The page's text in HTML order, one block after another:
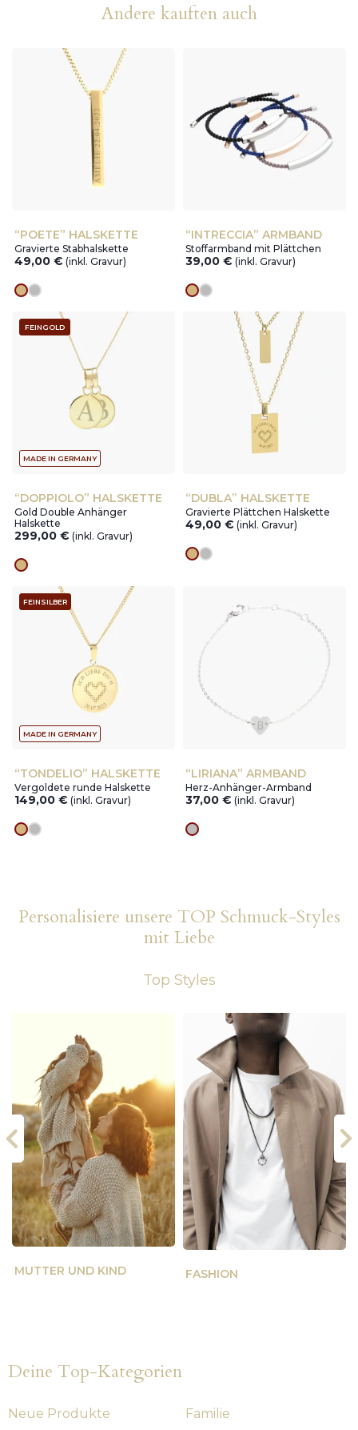
Andere kauften auch
“POETE” HALSKETTE
Gravierte Stabhalskette
49,00€ (inkl. Gravur)
Goldes
silver
“INTRECCIA” ARMBAND
Stoffarmband mit Plättchen
39,00€ (inkl. Gravur)
Goldes
silver
FEINGOLD
MADE IN GERMANY
“DOPPIOLO” HALSKETTE
Gold Double Anhänger
Halskette
299,00€ (inkl. Gravur)
Goldes
“DUBLA” HALSKETTE
Gravierte Plättchen Halskette
49,00€ (inkl. Gravur)
Goldes
silver
FEINSILBER
MADE IN GERMANY
“TONDELIO” HALSKETTE
Vergoldete runde Halskette
149,00€ (inkl. Gravur)
Goldes
silver
“LIRIANA” ARMBAND
Herz-Anhänger-Armband
37,00€ (inkl. Gravur)
silver
Personalisiere unsere TOP Schmuck-Styles
mit Liebe
Top Styles
MUTTER UND KIND FASHION
Deine Top-Kategorien
Neue Produkte
Familie